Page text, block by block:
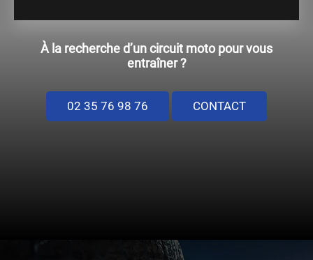
À la recherche d’un circuit moto pour vous
entraîner ?
02 35 76 98 76 CONTACT